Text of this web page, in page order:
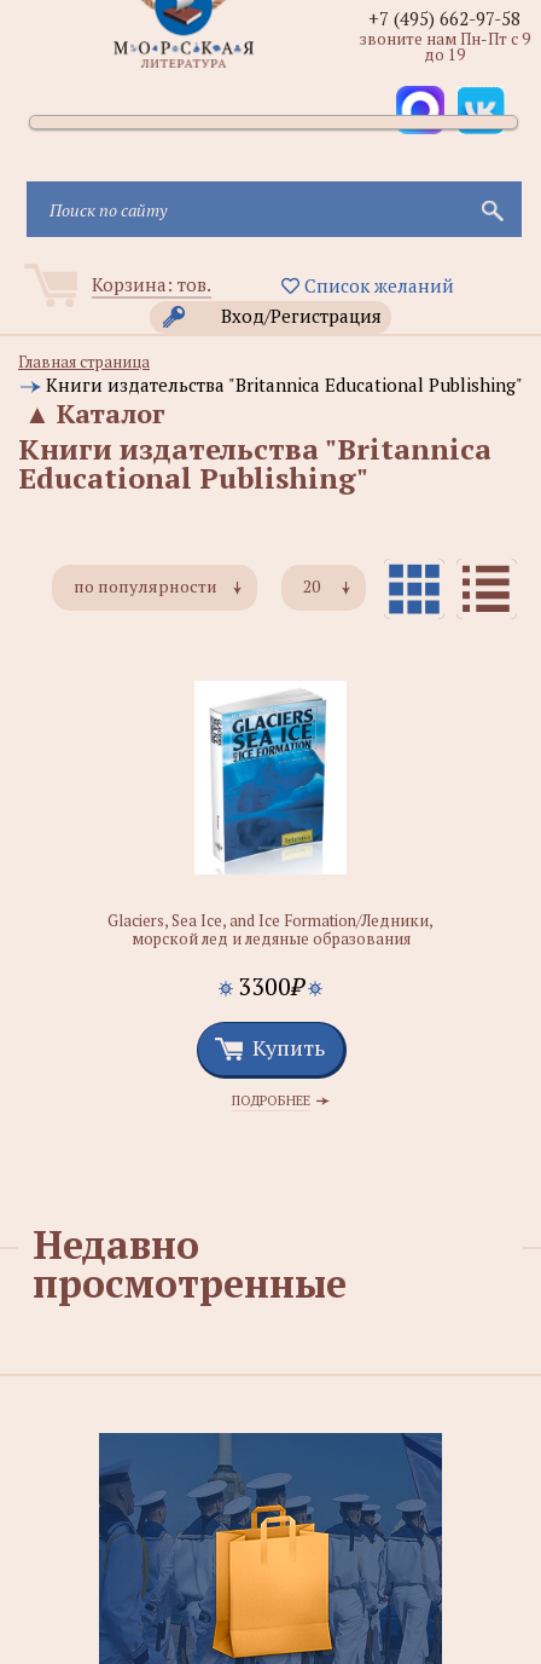
Корзина: тов.
Список желаний
Вход/Регистрация
+7 (495) 662-97-58
звоните нам Пн-Пт с 9
до 19
Главная страница
Книги издательства "Britannica Educational Publishing"
Каталог
▲
Книги издательства "Britannica
Educational Publishing"
20
по популярности
Glaciers, Sea Ice, and Ice Formation/Ледники,
морской лед и ледяные образования
3300₽
Купить
ПОДРОБНЕЕ
Недавно
просмотренные